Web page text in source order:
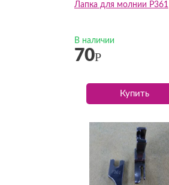
Лапка для молнии P361
В наличии
70Р
Купить